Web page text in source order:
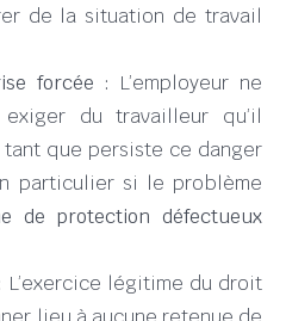
de la situation de travail
forcée : L’employeur ne
du travailleur qu’il
que persiste ce danger
particulier si le problème
de protection défectueux
L’exercice légitime du droit